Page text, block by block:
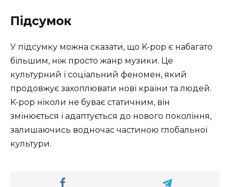
Підсумок
У підсумку можна сказати, що K-pop є набагато
більшим, ніж просто жанр музики. Це
культурний і соціальний феномен, який
продовжує захоплювати нові країни та людей.
K-pop ніколи не буває статичним, він
змінюється і адаптується до нового покоління,
залишаючись водночас частиною глобальної
культури.